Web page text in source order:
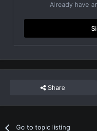
Already have
Share
Go to topic listing